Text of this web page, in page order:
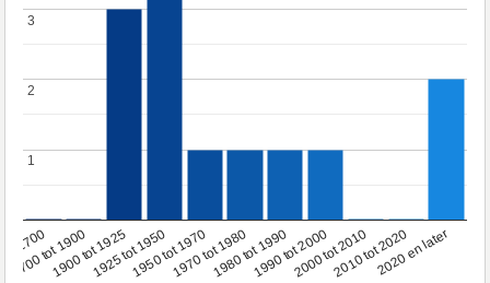
1700
1700 tot 1900
1900 tot 19251925 tot 19501950 tot 19701970 tot 19801980 tot 19901990 tot 20002000 tot 20102010 tot 20202020 en later
1
1
2
2
3
3